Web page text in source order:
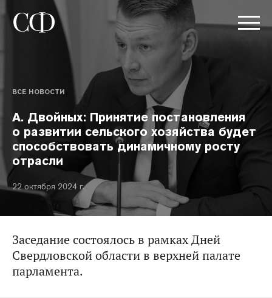
ВСЕ НОВОСТИ
А. Двойных: Принятие постановления
о развитии сельского хозяйства будет
способствовать динамичному росту
отрасли
22 октября 2024 г.
Заседание состоялось в рамках Дней
Свердловской области в верхней палате
парламента.